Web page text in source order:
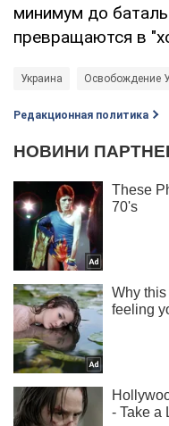
минимум до
превращаются в
Украина Освобождение
Редакционная политика